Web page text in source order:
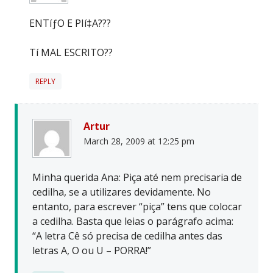
ENTíƒO E PIí‡A???
Tí MAL ESCRITO??
REPLY
Artur
March 28, 2009 at 12:25 pm
Minha querida Ana: Piça até nem precisaria de
cedilha, se a utilizares devidamente. No
entanto, para escrever “piça” tens que colocar
a cedilha. Basta que leias o parágrafo acima:
“A letra Cê só precisa de cedilha antes das
letras A, O ou U – PORRA!”